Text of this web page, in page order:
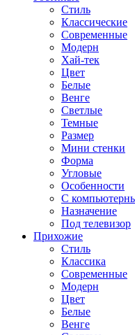
Стиль
Классические
Современные
Модерн
Хай-тек
Цвет
Белые
Венге
Светлые
Темные
Размер
Мини стенки
Форма
Угловые
Особенности
С
Назначение
Под телевизор
Прихожие
Стиль
Классика
Современные
Модерн
Цвет
Белые
Венге